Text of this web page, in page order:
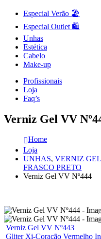
Especial Verão 🏖️
Especial Outlet 🛍️
Unhas
Estética
Cabelo
Make-up
Profissionais
Loja
Faq’s
Verniz Gel VV
Home
Loja
UNHAS, VERNIZ GEL
FRASCO PRETO
Verniz Gel VV Nº444
Verniz Gel VV Nº443
Gliter Xi-Coração Vermelho